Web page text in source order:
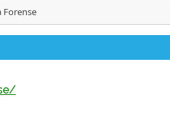
Forense